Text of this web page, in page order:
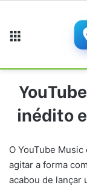
inédito
O YouTube
agitar a forma
acabou de lançar